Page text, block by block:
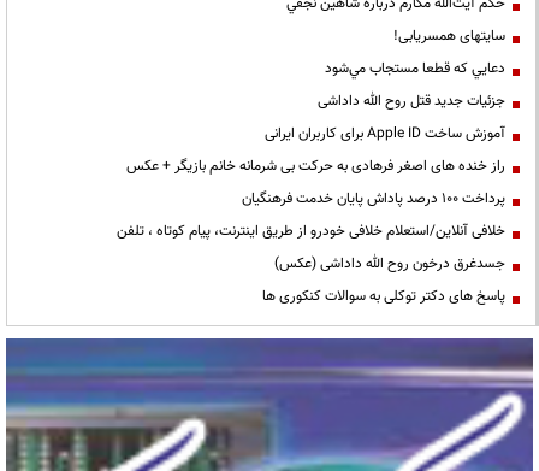
سایتهای همسریابی!
دعايي كه قطعا مستجاب مي‌شود
جزئیات جدید قتل روح الله داداشی
آموزش ساخت Apple ID برای کاربران ایرانی
راز خنده های اصغر فرهادی به حرکت بی شرمانه خانم بازیگر + عکس
پرداخت ۱۰۰ درصد پاداش پایان خدمت فرهنگیان
خلافی آنلاین/استعلام خلافی خودرو از طریق اینترنت، پیام کوتاه ، تلفن
جسدغرق درخون روح الله داداشی (عکس)
پاسخ های دکتر توکلی به سوالات کنکوری ها